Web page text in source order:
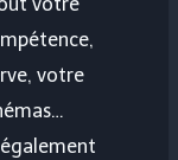
votre
votre